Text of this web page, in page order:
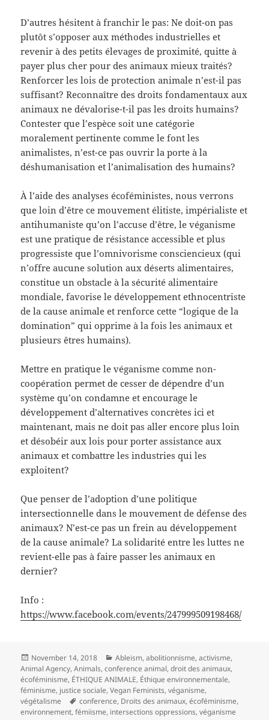
D’autres hésitent à franchir le pas: Ne doit-on pas
plutôt s’opposer aux méthodes industrielles et
revenir à des petits élevages de proximité, quitte à
payer plus cher pour des animaux mieux traités?
Renforcer les lois de protection animale n’est-il pas
suffisant? Reconnaître des droits fondamentaux aux
animaux ne dévalorise-t-il pas les droits humains?
Contester que l’espèce soit une catégorie
moralement pertinente comme le font les
animalistes, n’est-ce pas ouvrir la porte à la
déshumanisation et l’animalisation des humains?
À l’aide des analyses écoféministes, nous verrons
que loin d’être ce mouvement élitiste, impérialiste et
antihumaniste qu’on l’accuse d’être, le véganisme
est une pratique de résistance accessible et plus
progressiste que l’omnivorisme consciencieux (qui
n’offre aucune solution aux déserts alimentaires,
constitue un obstacle à la sécurité alimentaire
mondiale, favorise le développement ethnocentriste
de la cause animale et renforce cette “logique de la
domination” qui opprime à la fois les animaux et
plusieurs êtres humains).
Mettre en pratique le véganisme comme non-
coopération permet de cesser de dépendre d’un
système qu’on condamne et encourage le
développement d’alternatives concrètes ici et
maintenant, mais ne doit pas aller encore plus loin
et désobéir aux lois pour porter assistance aux
animaux et combattre les industries qui les
exploitent?
Que penser de l’adoption d’une politique
intersectionnelle dans le mouvement de défense des
animaux? N’est-ce pas un frein au développement
de la cause animale? La solidarité entre les luttes ne
revient-elle pas à faire passer les animaux en
dernier?
Info :
https://www.facebook.com/events/247999509198468/
Posted
on
November 14, 2018 Categories
Ableism,abolitionnisme,activisme,
Animal Agency,Animals,conference animal,droit des animaux,
écoféminisme, ÉTHIQUE ANIMALE, Éthique environnementale,
féminisme, justice sociale,Vegan Feminists,véganisme,
végétalisme
Tags
conference, Droits des animaux,écoféminisme,
environnement,fémiisme, intersections oppressions,véganisme